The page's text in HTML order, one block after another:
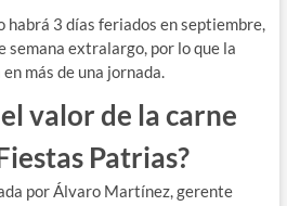
habrá 3 días feriados en septiembre,
semana extralargo, por lo que la
más de una jornada.
valor de la carne
Patrias?
por Álvaro Martínez, gerente